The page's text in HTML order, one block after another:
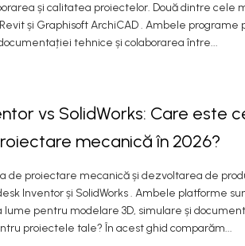
și calitatea proiectelor. Două dintre cele
și Graphisoft ArchiCAD . Ambele
tehnice și colaborarea între...
vs SolidWorks: Care este
mecanică în 2026?
de proiectare mecanică și dezvoltarea de
Inventor și SolidWorks . Ambele platforme
lume pentru modelare 3D, simulare și
proiectele tale? În acest ghid comparăm...